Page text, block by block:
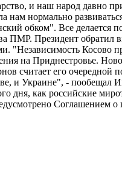
и наш народ
нам нормально
обком". Все
ПМР. Президент
"Независимость
на Приднестровье.
считает его очередной
и Украине", -
дня, как российские
Соглашением